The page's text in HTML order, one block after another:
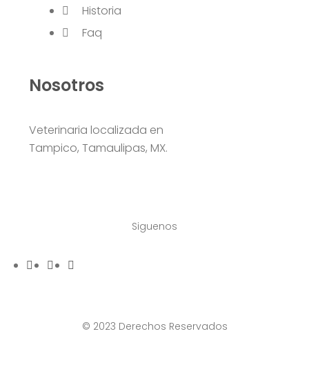
Historia
Faq
Nosotros
Veterinaria localizada en
Tampico, Tamaulipas, MX.
Siguenos
© 2023 Derechos Reservados